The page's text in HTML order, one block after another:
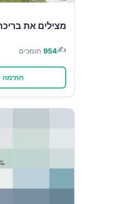
מצילים את
✍️
954 תומכים
חתימה